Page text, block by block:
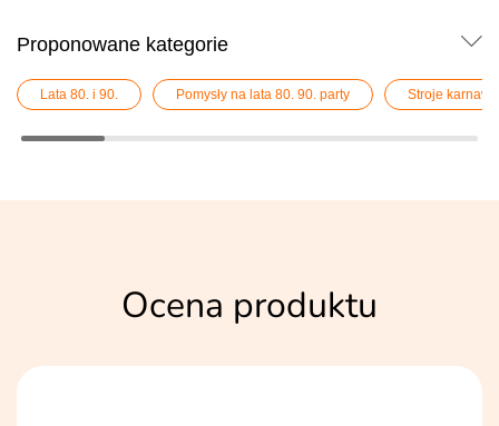
Proponowane kategorie
Lata 80. i 90. Pomysły na lata 80. 90. party Stroje
Ocena produktu